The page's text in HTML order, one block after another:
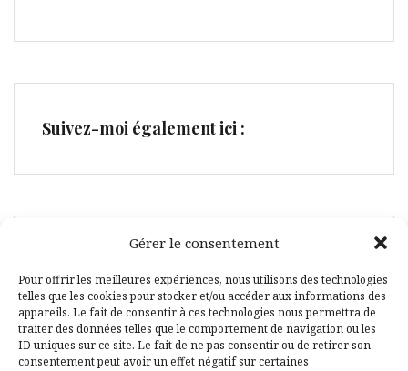
Gérer le consentement
Pour offrir les meilleures expériences, nous utilisons des technologies
telles que les cookies pour stocker et/ou accéder aux informations des
appareils. Le fait de consentir à ces technologies nous permettra de
traiter des données telles que le comportement de navigation ou les
ID uniques sur ce site. Le fait de ne pas consentir ou de retirer son
consentement peut avoir un effet négatif sur certaines
Suivez-moi également ici :